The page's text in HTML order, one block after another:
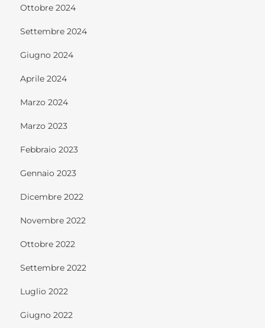
Ottobre 2024
Settembre 2024
Giugno 2024
Aprile 2024
Marzo 2024
Marzo 2023
Febbraio 2023
Gennaio 2023
Dicembre 2022
Novembre 2022
Ottobre 2022
Settembre 2022
Luglio 2022
Giugno 2022